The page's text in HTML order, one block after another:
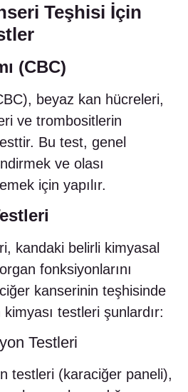
Teşhisi İçin
(CBC)
beyaz kan hücreleri,
ve trombositlerin
Bu test, genel
ve olası
için yapılır.
kandaki belirli kimyasal
fonksiyonlarını
kanserinin teşhisinde
kimyası testleri şunlardır:
Testleri
testleri (karaciğer paneli),